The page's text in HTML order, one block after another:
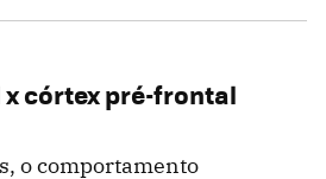
córtex pré-frontal
o comportamento